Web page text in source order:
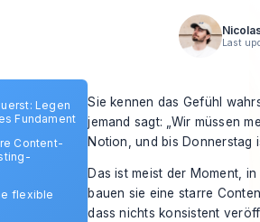
Last
Legen
Fundament
Content-
flexible
Sie kennen das Gefühl
jemand sagt: „Wir müssen
Notion, und bis Donnerstag
Das ist meist der Moment,
bauen sie eine starre
dass nichts konsistent